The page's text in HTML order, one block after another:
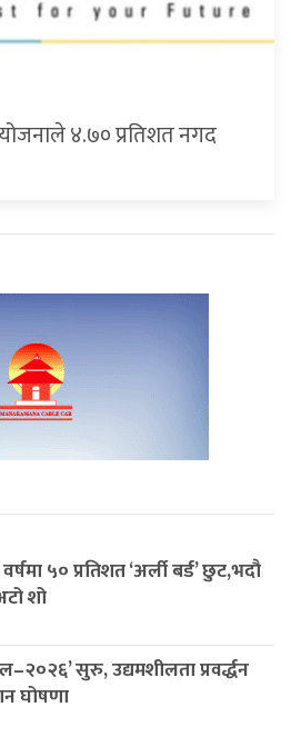
४.७० प्रतिशत नगद
५० प्रतिशत ‘अर्ली बर्ड’ छुट,भदौ
शो
सुरु, उद्यमशीलता प्रवर्द्धन
घोषणा